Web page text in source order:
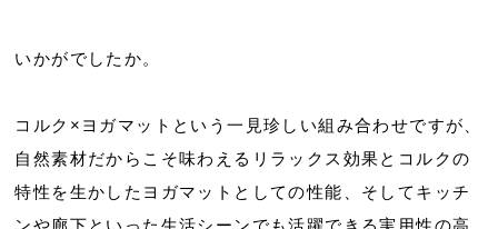
いかがでしたか。
コルク×ヨガマットという一見珍しい組み合わせですが、
自然素材だからこそ味わえるリラックス効果とコルクの
特性を生かしたヨガマットとしての性能、そしてキッチ
ンや廊下といった生活シーンでも活躍できる実用性の高